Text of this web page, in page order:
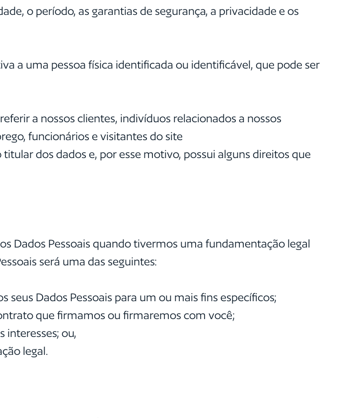
o período, as garantias de segurança, a privacidade e os
a uma pessoa física identificada ou identificável, que pode ser
a nossos clientes, indivíduos relacionados a nossos
funcionários e visitantes do site
titular dos dados e, por esse motivo, possui alguns direitos que
Dados Pessoais quando tivermos uma fundamentação legal
será uma das seguintes:
Dados Pessoais para um ou mais fins específicos;
que firmamos ou firmaremos com você;
interesses; ou,
legal.